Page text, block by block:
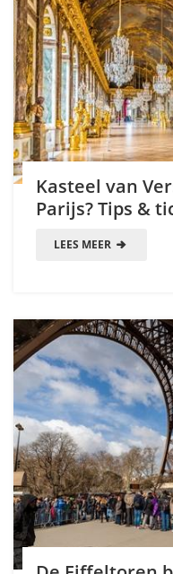
Kasteel van
Parijs? Tips &
LEES MEER